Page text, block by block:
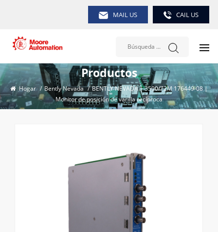
MAIL US CAIL US
Productos
Hogar / Bently Nevada / BENTLY NEVADA | 3500/72M 176449-08 |
Monitor de posición de varilla recíproca